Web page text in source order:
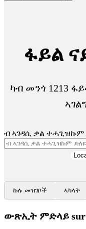
ፋይል
ካብ መንጎ 1213
ብ ኣገዳሲ ቃል ተሓጊዝኩም
ኩሉ መዝገቦች ኣካላት
ውጽኢት ምድላይ